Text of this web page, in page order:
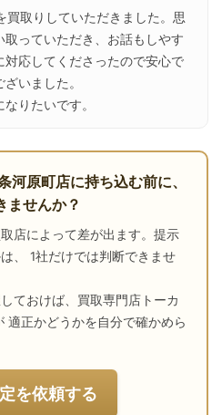
買取りしていただきました。思
取っていただき、お話もしやす
対応してくださったので安心で
いました。
りたいです。
河原町店に持ち込む前に、
ませんか？
店によって差が出ます。提示
、 1社だけでは判断できませ
ておけば、買取専門店トーカ
適正かどうかを自分で確かめら
を依頼する